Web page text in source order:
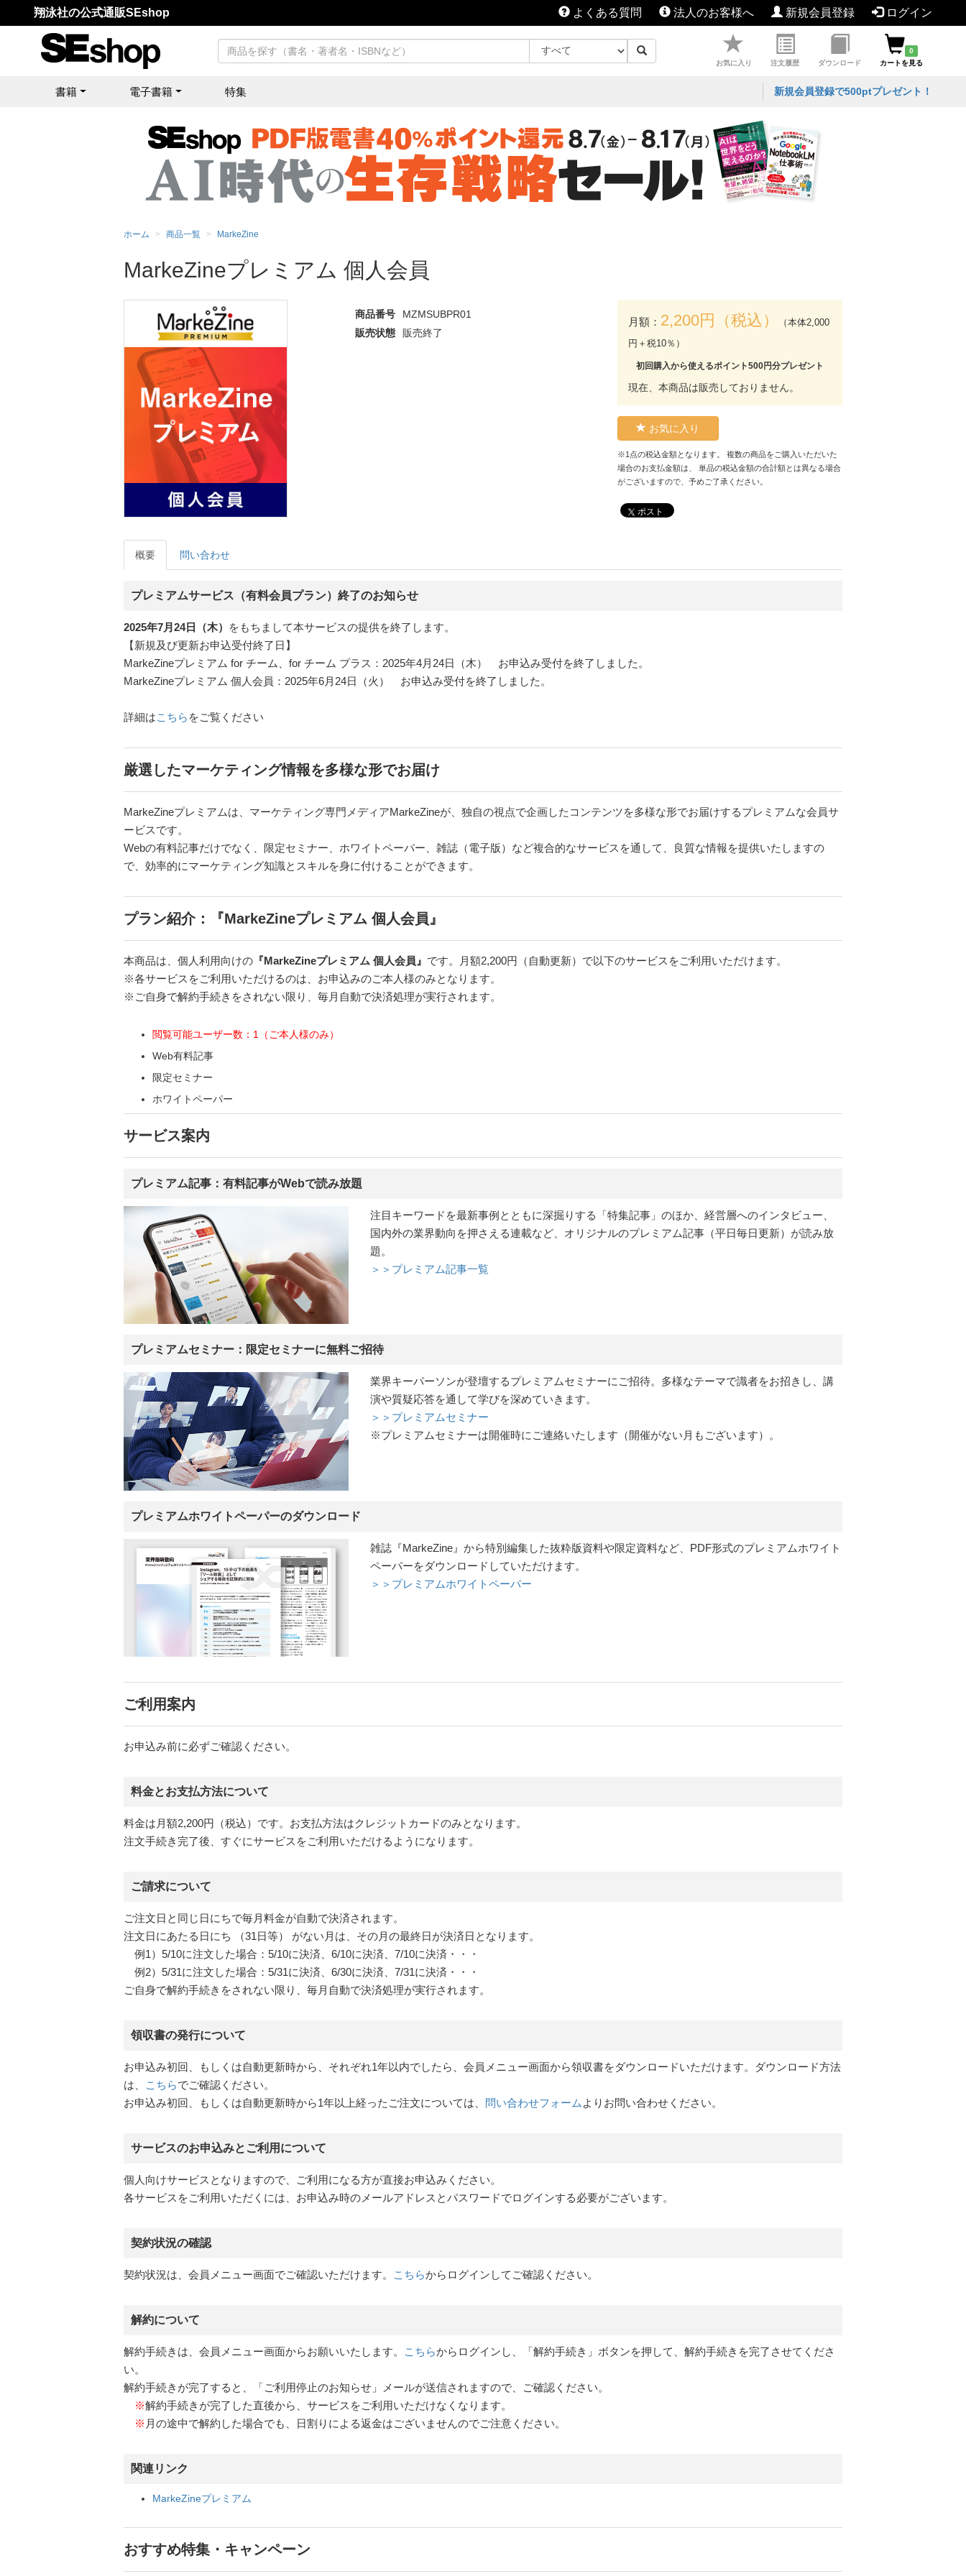
翔泳社の公式通販SEshop よくある質問 法人のお客様へ 新規会員登録 ログイン
お気に入り 注文履歴 ダウンロード
0
カートを見る
書籍 電子書籍 特集 新規会員登録で500ptプレゼント！
ホーム 商品一覧 MarkeZine
MarkeZineプレミアム 個人会員
商品番号
MZMSUBPR01
販売状態
販売終了
月額： 2,200円（税込）
（本体2,000
円＋税10％）
初回購入から使えるポイント500円分プレゼント
現在、本商品は販売しておりません。
お気に入り
※1点の税込金額となります。 複数の商品をご購入いただいた
場合のお支払金額は、 単品の税込金額の合計額とは異なる場合
がございますので、予めご了承ください。
ポスト
概要 問い合わせ
プレミアムサービス（有料会員プラン）終了のお知らせ
2025年7月24日（木）
をもちまして本サービスの提供を終了します。
【新規及び更新お申込受付終了日】
MarkeZineプレミアム for チーム、for チーム プラス：2025年4月24日（木） お申込み受付を終了しました。
MarkeZineプレミアム 個人会員：2025年6月24日（火） お申込み受付を終了しました。
詳細はこちら をご覧ください
厳選したマーケティング情報を多様な形でお届け
MarkeZineプレミアムは、マーケティング専門メディアMarkeZineが、独自の視点で企画したコンテンツを多様な形でお届けするプレミアムな会員サ
ービスです。
Webの有料記事だけでなく、限定セミナー、ホワイトペーパー、雑誌（電子版）など複合的なサービスを通して、良質な情報を提供いたしますの
で、効率的にマーケティング知識とスキルを身に付けることができます。
プラン紹介：『MarkeZineプレミアム 個人会員』
本商品は、個人利用向けの 『MarkeZineプレミアム 個人会員』 です。月額2,200円（自動更新）で以下のサービスをご利用いただけます。
※各サービスをご利用いただけるのは、お申込みのご本人様のみとなります。
※ご自身で解約手続きをされない限り、毎月自動で決済処理が実行されます。
閲覧可能ユーザー数：1（ご本人様のみ）
Web有料記事
限定セミナー
ホワイトペーパー
サービス案内
プレミアム記事：有料記事がWebで読み放題
注目キーワードを最新事例とともに深掘りする「特集記事」のほか、経営層へのインタビュー、
国内外の業界動向を押さえる連載など、オリジナルのプレミアム記事（平日毎日更新）が読み放
題。
＞＞プレミアム記事一覧
プレミアムセミナー：限定セミナーに無料ご招待
業界キーパーソンが登壇するプレミアムセミナーにご招待。多様なテーマで識者をお招きし、講
演や質疑応答を通して学びを深めていきます。
＞＞プレミアムセミナー
※プレミアムセミナーは開催時にご連絡いたします（開催がない月もございます）。
プレミアムホワイトペーパーのダウンロード
雑誌『MarkeZine』から特別編集した抜粋版資料や限定資料など、PDF形式のプレミアムホワイト
ペーパーをダウンロードしていただけます。
＞＞プレミアムホワイトペーパー
ご利用案内
お申込み前に必ずご確認ください。
料金とお支払方法について
料金は月額2,200円（税込）です。お支払方法はクレジットカードのみとなります。
注文手続き完了後、すぐにサービスをご利用いただけるようになります。
ご請求について
ご注文日と同じ日にちで毎月料金が自動で決済されます。
注文日にあたる日にち （31日等） がない月は、その月の最終日が決済日となります。
例1）5/10に注文した場合：5/10に決済、6/10に決済、7/10に決済・・・
例2）5/31に注文した場合：5/31に決済、6/30に決済、7/31に決済・・・
ご自身で解約手続きをされない限り、毎月自動で決済処理が実行されます。
領収書の発行について
お申込み初回、もしくは自動更新時から、それぞれ1年以内でしたら、会員メニュー画面から領収書をダウンロードいただけます。ダウンロード方法
は、
こちらでご確認ください。
お申込み初回、もしくは自動更新時から1年以上経ったご注文については、
問い合わせフォームよりお問い合わせください。
サービスのお申込みとご利用について
個人向けサービスとなりますので、ご利用になる方が直接お申込みください。
各サービスをご利用いただくには、お申込み時のメールアドレスとパスワードでログインする必要がございます。
契約状況の確認
契約状況は、会員メニュー画面でご確認いただけます。 こちらからログインしてご確認ください。
解約について
解約手続きは、会員メニュー画面からお願いいたします。 こちらからログインし、「解約手続き」ボタンを押して、解約手続きを完了させてくださ
い。
解約手続きが完了すると、「ご利用停止のお知らせ」メールが送信されますので、ご確認ください。
※解約手続きが完了した直後から、サービスをご利用いただけなくなります。
※ 月の途中で解約した場合でも、日割りによる返金はございませんのでご注意ください。
関連リンク
MarkeZineプレミアム
おすすめ特集・キャンペーン